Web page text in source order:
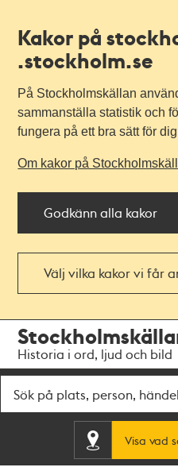
Kakor på
.stockholm.se
På Stockholmskällan
sammanställa statistik och
fungera på ett bra sätt för
Om kakor på
Godkänn alla kakor
Välj vilka kakor vi får
navigationen
huvudinnehållet
Historia i ord, ljud och bild
Visa vad